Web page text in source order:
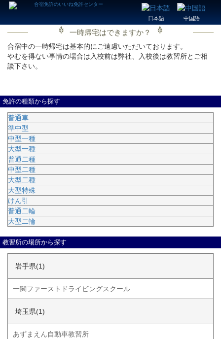
日本語 中国語
一時帰宅はできますか？
合宿中の一時帰宅は基本的にご遠慮いただいております。
やむを得ない事情の場合は入校前は弊社、入校後は教習所とご相
談下さい。
免許の種類から探す
普通車
準中型
中型一種
大型一種
普通二種
中型二種
大型二種
大型特殊
けん引
普通二輪
大型二輪
教習所の場所から探す
岩手県(1)
一関ファーストドライビングスクール
埼玉県(1)
あずまえん自動車教習所